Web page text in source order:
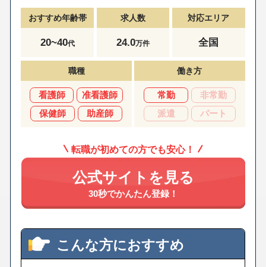
おすすめ年齢帯
20~40代
求人数
24.0万件
対応エリア
全国
職種
看護師
准看護師
保健師
助産師
働き方
常勤
非常勤
派遣
パート
転職が初めての方でも安心！
公式サイトを見る
30秒でかんたん登録！
こんな方におすすめ